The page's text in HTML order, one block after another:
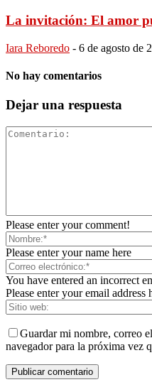
La invitación: El amor
Iara Reboredo - 6 de agosto de
No hay comentarios
Dejar una respuesta
Please enter your comment!
Please enter your name here
You have entered an incorrect
Please enter your email address
Guardar mi nombre, correo
navegador para la próxima vez